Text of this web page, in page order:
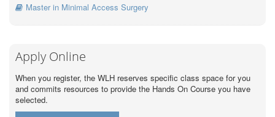
Master in Minimal Access Surgery
Apply Online
When you register, the WLH reserves specific class space for you
and commits resources to provide the Hands On Course you have
selected.